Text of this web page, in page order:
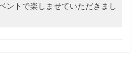
ントで楽しませていただきまし